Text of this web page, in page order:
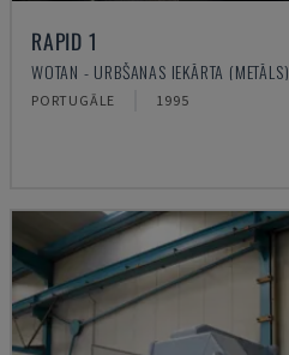
RAPID 1
WOTAN - URBŠANAS IEKĀRTA (METĀLS)
PORTUGĀLE 1995